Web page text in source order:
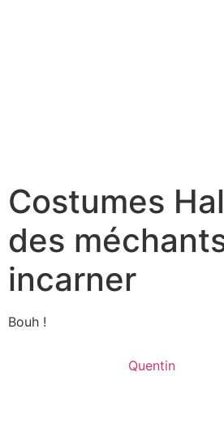
Costumes
des
incarner
Bouh !
Quentin